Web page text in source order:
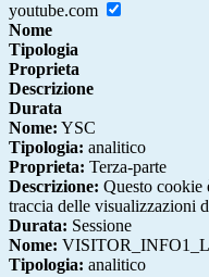
youtube.com
Nome
Tipologia
Proprieta
Descrizione
Durata
Nome: YSC
Tipologia: analitico
Proprieta: Terza-parte
Descrizione: Questo cookie
traccia delle visualizzazioni
Durata: Sessione
Nome:
Tipologia: analitico